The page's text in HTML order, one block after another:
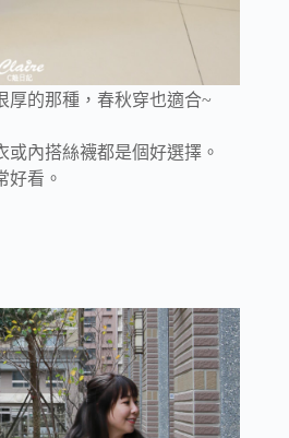
厚的那種，春秋穿也適合~
內搭絲襪都是個好選擇。
好看。